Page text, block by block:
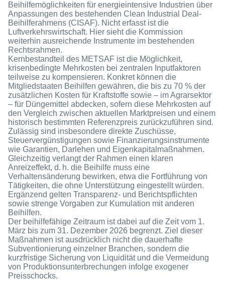
Beihilfemöglichkeiten für energieintensive Industrien über
Anpassungen des bestehenden Clean Industrial Deal-
Beihilferahmens (CISAF). Nicht erfasst ist die
Luftverkehrswirtschaft. Hier sieht die Kommission
weiterhin ausreichende Instrumente im bestehenden
Rechtsrahmen.
Kernbestandteil des METSAF ist die Möglichkeit,
krisenbedingte Mehrkosten bei zentralen Inputfaktoren
teilweise zu kompensieren. Konkret können die
Mitgliedstaaten Beihilfen gewähren, die bis zu 70 % der
zusätzlichen Kosten für Kraftstoffe sowie – im Agrarsektor
– für Düngemittel abdecken, sofern diese Mehrkosten auf
den Vergleich zwischen aktuellen Marktpreisen und einem
historisch bestimmten Referenzpreis zurückzuführen sind.
Zulässig sind insbesondere direkte Zuschüsse,
Steuervergünstigungen sowie Finanzierungsinstrumente
wie Garantien, Darlehen und Eigenkapitalmaßnahmen.
Gleichzeitig verlangt der Rahmen einen klaren
Anreizeffekt, d. h. die Beihilfe muss eine
Verhaltensänderung bewirken, etwa die Fortführung von
Tätigkeiten, die ohne Unterstützung eingestellt würden.
Ergänzend gelten Transparenz- und Berichtspflichten
sowie strenge Vorgaben zur Kumulation mit anderen
Beihilfen.
Der beihilfefähige Zeitraum ist dabei auf die Zeit vom 1.
März bis zum 31. Dezember 2026 begrenzt. Ziel dieser
Maßnahmen ist ausdrücklich nicht die dauerhafte
Subventionierung einzelner Branchen, sondern die
kurzfristige Sicherung von Liquidität und die Vermeidung
von Produktionsunterbrechungen infolge exogener
Preisschocks.